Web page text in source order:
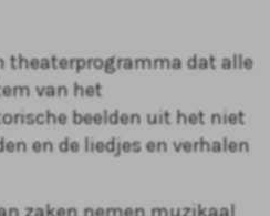
theaterprogramma dat alle
van het
beelden uit het niet
en de liedjes en verhalen